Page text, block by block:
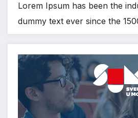
Lorem Ipsum has been the
dummy text ever since the